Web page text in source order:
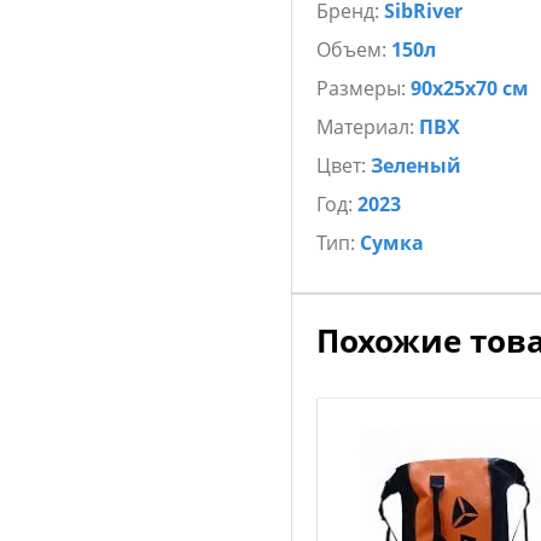
Бренд: SibRiver
Объем: 150л
Размеры: 90х25х70 см
Материал: ПВХ
Цвет: Зеленый
Год: 2023
Тип: Сумка
Похожие